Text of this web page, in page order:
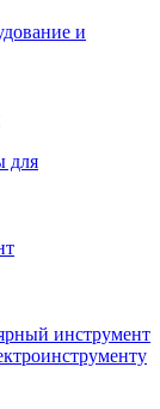
и
для
инструмент